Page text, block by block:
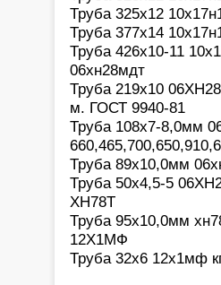
Труба 325х12
Труба 377х14
Труба 426х10-11
06хн28мдт
Труба 219х10
м. ГОСТ 9940-81
Труба 108х7-8,0мм
Труба 89х10,0мм
Труба 50х4,5-5
ХН78Т
Труба 95х10,0мм
12Х1МФ
Труба 32х6 12х1мф